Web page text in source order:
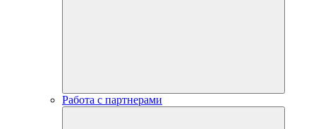
Работа с партнерами